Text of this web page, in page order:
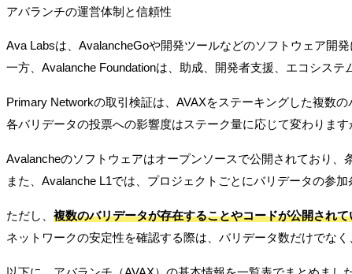
アバランチの運営体制と信頼性
Ava Labsは、AvalancheGoや開発ツールなどのソフトウェア開発
一方、Avalanche Foundationは、助成、開発者支援、エコシステ
Primary Networkの取引検証は、AVAXをステーキングした複数の
各バリデータの投票への影響度はステーク量に応じて変わりま
Avalancheのソフトウェアはオープンソースで公開されており、
また、Avalanche L1では、プロジェクトごとにバリデータの参
ただし、 複数のバリデータが存在することやコードが公開され
ネットワークの安定性を確認する際は、バリデータ数だけでな